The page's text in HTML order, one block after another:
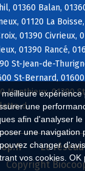
expérience
une
afin d'analyser
une navigation
changer
vos cookies. OK
01360 Balan,
01120 La
01390 Civrieux,
01390 Rancé,
St-Jean-de-
St-Bernard,
Monthieux, 01390
d
Le
Copyright